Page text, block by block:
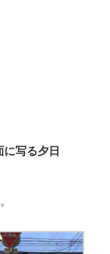
写る夕日